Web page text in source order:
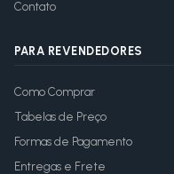
Contato
PARA REVENDEDORES
Como Comprar
Tabelas de Preço
Formas de Pagamento
Entregas e Frete